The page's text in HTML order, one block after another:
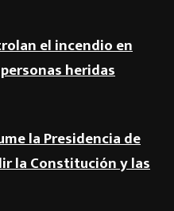
el incendio en
heridas
la Presidencia de
la Constitución y las